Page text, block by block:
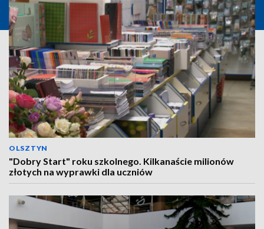
OLSZTYN
"Dobry Start" roku szkolnego. Kilkanaście milionów
złotych na wyprawki dla uczniów